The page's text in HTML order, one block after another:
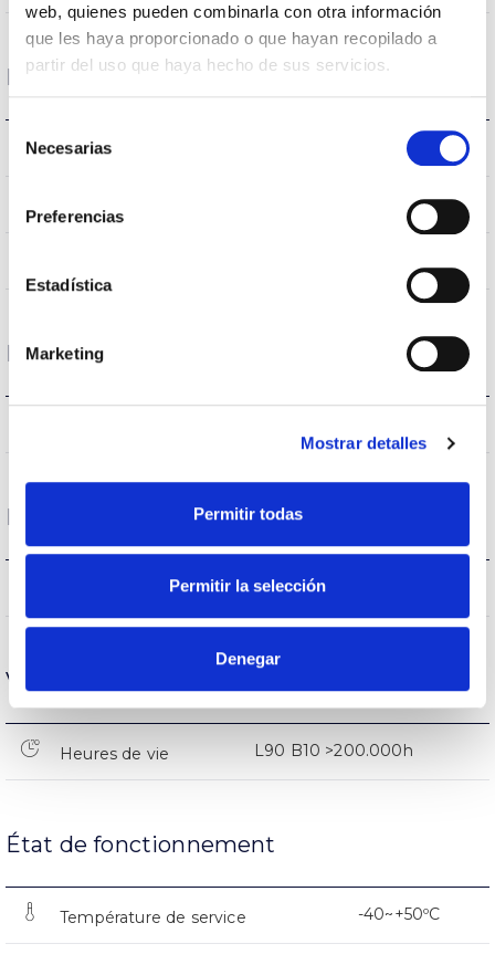
web, quienes pueden combinarla con otra información
que les haya proporcionado o que hayan recopilado a
partir del uso que haya hecho de sus servicios.
Selección
Necesarias
Preferencias
Estadística
Marketing
Mostrar detalles
Permitir todas
Permitir la selección
Denegar
Données optiques
Température de coleur 3.000K
CRI Indice de rendu des couleurs >70
Logement et finition
Performance
1.847lm
Vie
Heures de vie L90 B10 >200.000h
État de fonctionnement
Température de service -40~+50ºC